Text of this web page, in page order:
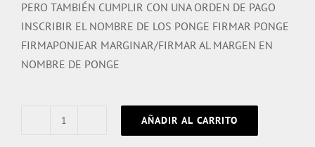
PERO TAMBIÉN CUMPLIR CON UNA ORDEN DE PAGO
INSCRIBIR EL NOMBRE DE LOS PONGE FIRMAR PONGE
FIRMAPONJEAR MARGINAR/FIRMAR AL MARGEN EN
NOMBRE DE PONGE
Signéponge
AÑADIR AL CARRITO